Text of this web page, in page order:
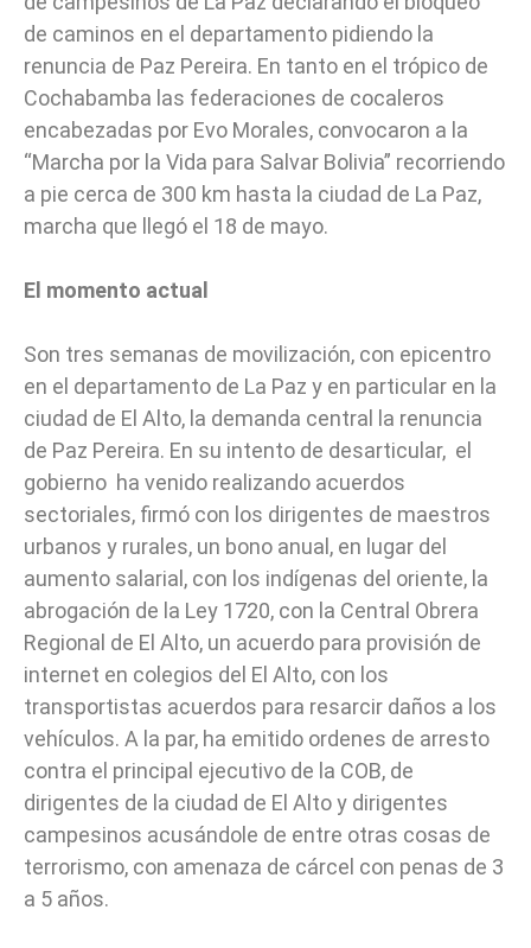
de caminos en el departamento pidiendo la
renuncia de Paz Pereira. En tanto en el trópico de
Cochabamba las federaciones de cocaleros
encabezadas por Evo Morales, convocaron a la
“Marcha por la Vida para Salvar Bolivia” recorriendo
a pie cerca de 300 km hasta la ciudad de La Paz,
marcha que llegó el 18 de mayo.
El momento actual
Son tres semanas de movilización, con epicentro
en el departamento de La Paz y en particular en la
ciudad de El Alto, la demanda central la renuncia
de Paz Pereira. En su intento de desarticular, el
gobierno ha venido realizando acuerdos
sectoriales, firmó con los dirigentes de maestros
urbanos y rurales, un bono anual, en lugar del
aumento salarial, con los indígenas del oriente, la
abrogación de la Ley 1720, con la Central Obrera
Regional de El Alto, un acuerdo para provisión de
internet en colegios del El Alto, con los
transportistas acuerdos para resarcir daños a los
vehículos. A la par, ha emitido ordenes de arresto
contra el principal ejecutivo de la COB, de
dirigentes de la ciudad de El Alto y dirigentes
campesinos acusándole de entre otras cosas de
terrorismo, con amenaza de cárcel con penas de 3
a 5 años.